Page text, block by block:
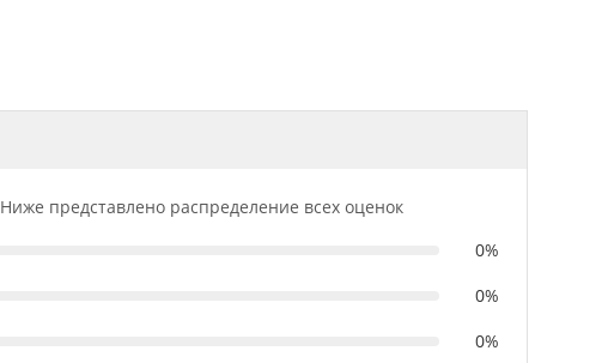
Ниже представлено распределение всех оценок
0%
0%
0%